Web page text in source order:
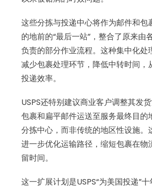
这些分拣与投递中心将作为邮件和包
的地前的“最后一站”，整合了原来由
负责的部分作业流程。这种集中化处
减少包裹处理环节，降低中转时间，
投递效率。
USPS还特别建议商业客户调整其发
包裹和扁平邮件运送至服务最终目的
分拣中心，而非传统的地区性设施。
进一步优化运输路径，缩短包裹在物
留时间。
这一扩展计划是USPS“为美国投递”